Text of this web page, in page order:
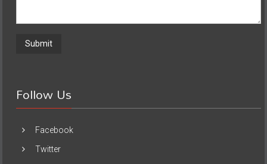
Follow Us
Facebook
Twitter